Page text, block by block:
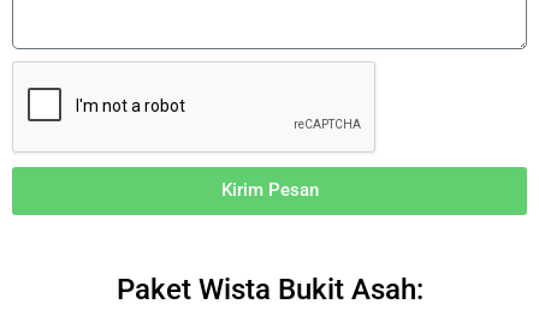
Kirim Pesan
Paket Wista Bukit Asah: